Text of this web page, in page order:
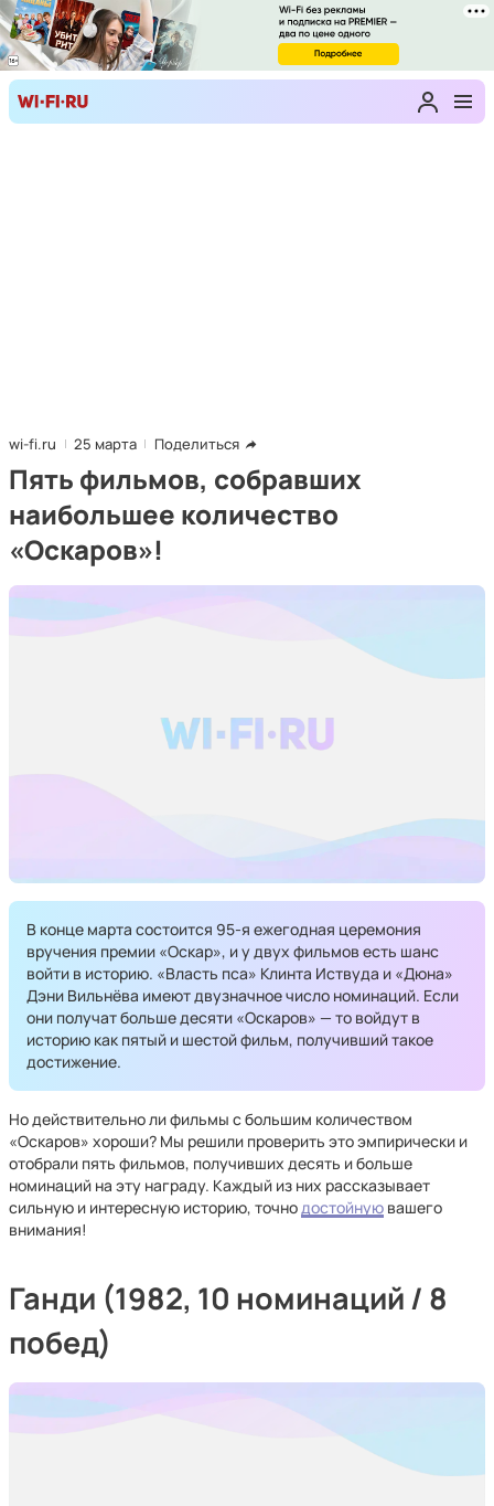
wi-fi.ru 25 марта Поделиться
Пять фильмов, собравших
наибольшее количество
«Оскаров»!
В конце марта состоится 95-я ежегодная церемония
вручения премии «Оскар», и у двух фильмов есть шанс
войти в историю. «Власть пса» Клинта Иствуда и «Дюна»
Дэни Вильнёва имеют двузначное число номинаций. Если
они получат больше десяти «Оскаров» — то войдут в
историю как пятый и шестой фильм, получивший такое
достижение.
Но действительно ли фильмы с большим количеством
«Оскаров» хороши? Мы решили проверить это эмпирически и
отобрали пять фильмов, получивших десять и больше
номинаций на эту награду. Каждый из них рассказывает
сильную и интересную историю, точнодостойную вашего
внимания!
Ганди (1982, 10 номинаций / 8
побед)